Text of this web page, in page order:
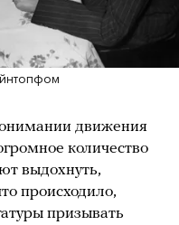
движения
количество
выдохнуть,
происходило,
призывать